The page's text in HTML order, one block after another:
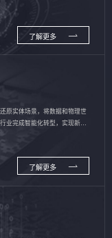
了解更多
原实体场景，将数据和物理世
业完成智能化转型，实现新旧
了解更多